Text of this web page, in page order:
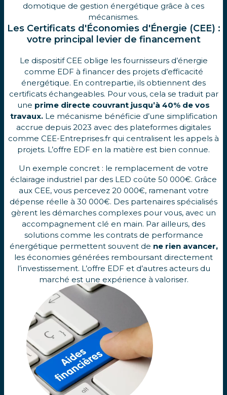
domotique de gestion énergétique grâce à ces
mécanismes.
Les Certificats d'Économies d'Énergie (CEE) :
votre principal levier de financement
Le dispositif CEE oblige les fournisseurs d’énergie
comme EDF à financer des projets d’efficacité
énergétique. En contrepartie, ils obtiennent des
certificats échangeables. Pour vous, cela se traduit par
une prime directe couvrant jusqu’à 40% de vos
travaux.Le mécanisme bénéficie d’une simplification
accrue depuis 2023 avec des plateformes digitales
comme CEE-Entreprises.fr qui centralisent les appels à
projets. L’offre EDF en la matière est bien connue.
Un exemple concret : le remplacement de votre
éclairage industriel par des LED coûte 50 000€. Grâce
aux CEE, vous percevez 20 000€, ramenant votre
dépense réelle à 30 000€. Des partenaires spécialisés
gèrent les démarches complexes pour vous, avec un
accompagnement clé en main. Par ailleurs, des
solutions comme les contrats de performance
énergétique permettent souvent de ne rien avancer,
les économies générées remboursant directement
l’investissement. L’offre EDF et d’autres acteurs du
marché est une expérience à valoriser.